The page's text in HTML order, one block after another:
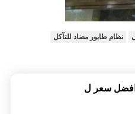
نظام طابور مضاد للتآكل
سعر ل